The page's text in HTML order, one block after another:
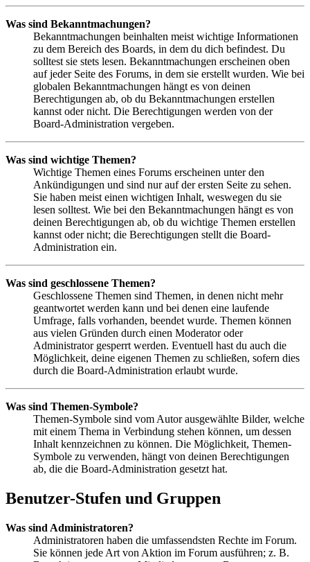
Was sind Bekanntmachungen?
Bekanntmachungen beinhalten meist wichtige Informationen
zu dem Bereich des Boards, in dem du dich befindest. Du
solltest sie stets lesen. Bekanntmachungen erscheinen oben
auf jeder Seite des Forums, in dem sie erstellt wurden. Wie bei
globalen Bekanntmachungen hängt es von deinen
Berechtigungen ab, ob du Bekanntmachungen erstellen
kannst oder nicht. Die Berechtigungen werden von der
Board-Administration vergeben.
Was sind wichtige Themen?
Wichtige Themen eines Forums erscheinen unter den
Ankündigungen und sind nur auf der ersten Seite zu sehen.
Sie haben meist einen wichtigen Inhalt, weswegen du sie
lesen solltest. Wie bei den Bekanntmachungen hängt es von
deinen Berechtigungen ab, ob du wichtige Themen erstellen
kannst oder nicht; die Berechtigungen stellt die Board-
Administration ein.
Was sind geschlossene Themen?
Geschlossene Themen sind Themen, in denen nicht mehr
geantwortet werden kann und bei denen eine laufende
Umfrage, falls vorhanden, beendet wurde. Themen können
aus vielen Gründen durch einen Moderator oder
Administrator gesperrt werden. Eventuell hast du auch die
Möglichkeit, deine eigenen Themen zu schließen, sofern dies
durch die Board-Administration erlaubt wurde.
Was sind Themen-Symbole?
Themen-Symbole sind vom Autor ausgewählte Bilder, welche
mit einem Thema in Verbindung stehen können, um dessen
Inhalt kennzeichnen zu können. Die Möglichkeit, Themen-
Symbole zu verwenden, hängt von deinen Berechtigungen
ab, die die Board-Administration gesetzt hat.
Benutzer-Stufen und Gruppen
Was sind Administratoren?
Administratoren haben die umfassendsten Rechte im Forum.
Sie können jede Art von Aktion im Forum ausführen; z. B.